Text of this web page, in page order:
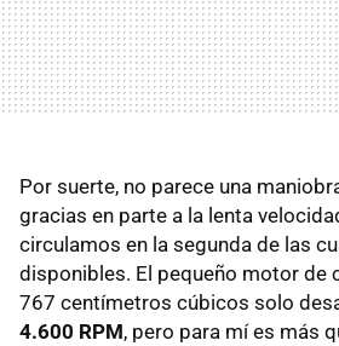
Por suerte, no parece una
gracias en parte a la lenta
circulamos en la segunda de las
disponibles. El pequeño motor de
767 centímetros cúbicos solo
4.600 RPM, pero para mí es más